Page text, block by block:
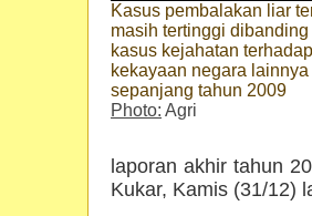
Kasus pembalakan liar
masih tertinggi dibanding
kasus kejahatan terhadap
kekayaan negara lainnya
sepanjang tahun 2009
Photo: Agri
laporan akhir tahun
Kukar, Kamis (31/12)